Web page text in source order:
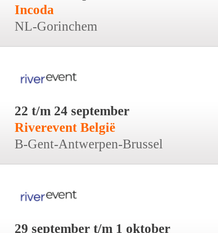
Incoda
NL-Gorinchem
22 t/m 24 september
Riverevent België
B-Gent-Antwerpen-Brussel
29 september t/m 1 oktober